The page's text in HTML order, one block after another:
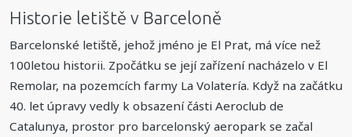
Historie letiště v Barceloně
Barcelonské letiště, jehož jméno je El Prat, má více než
100letou historii. Zpočátku se její zařízení nacházelo v El
Remolar, na pozemcích farmy La Volatería. Když na začátku
40. let úpravy vedly k obsazení části Aeroclub de
Catalunya, prostor pro barcelonský aeropark se začal